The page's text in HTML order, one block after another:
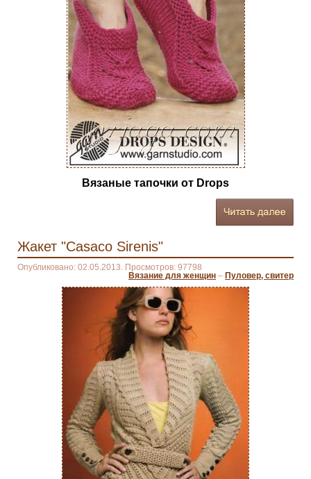
Вязаные тапочки от Drops
Жакет "Casaco Sirenis"
Опубликовано: 02.05.2013. Просмотров: 97798
Вязание для женщин – Пуловер, свитер